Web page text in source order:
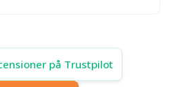
på Trustpilot